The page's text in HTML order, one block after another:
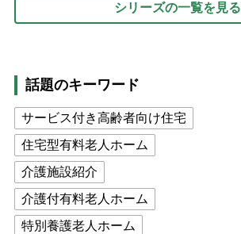
シリーズの一覧を見る
話題のキーワード
サービス付き高齢者向け住宅
住宅型有料老人ホーム
介護施設紹介
介護付有料老人ホーム
特別養護老人ホーム